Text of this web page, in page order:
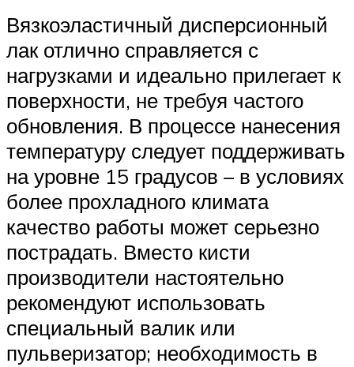
Вязкоэластичный дисперсионный
лак отлично справляется с
нагрузками и идеально прилегает к
поверхности, не требуя частого
обновления. В процессе нанесения
температуру следует поддерживать
на уровне 15 градусов – в условиях
более прохладного климата
качество работы может серьезно
пострадать. Вместо кисти
производители настоятельно
рекомендуют использовать
специальный валик или
пульверизатор; необходимость в